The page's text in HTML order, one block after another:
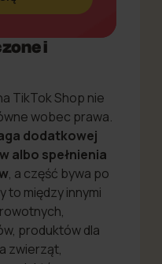
i
TikTok Shop nie
wobec prawa.
dodatkowej
albo spełnienia
, a część bywa po
to między innymi
produktów dla
zwierząt,